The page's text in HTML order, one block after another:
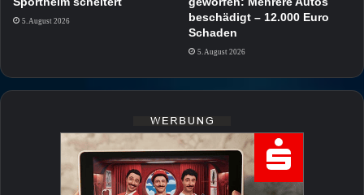
5. August 2026
beschädigt – 12.000 Euro
Schaden
5. August 2026